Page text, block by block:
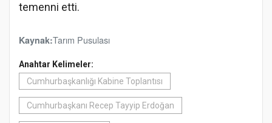
temenni etti.
Kaynak:Tarım Pusulası
Anahtar Kelimeler:
Cumhurbaşkanlığı Kabine Toplantısı
Cumhurbaşkanı Recep Tayyip Erdoğan